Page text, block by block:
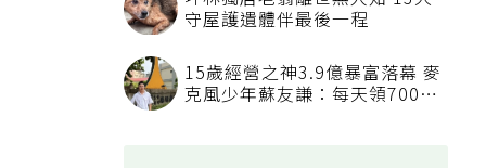
坪林獨居老翁離世無人知 13犬
守屋護遺體伴最後一程
15歲經營之神3.9億暴富落幕 麥